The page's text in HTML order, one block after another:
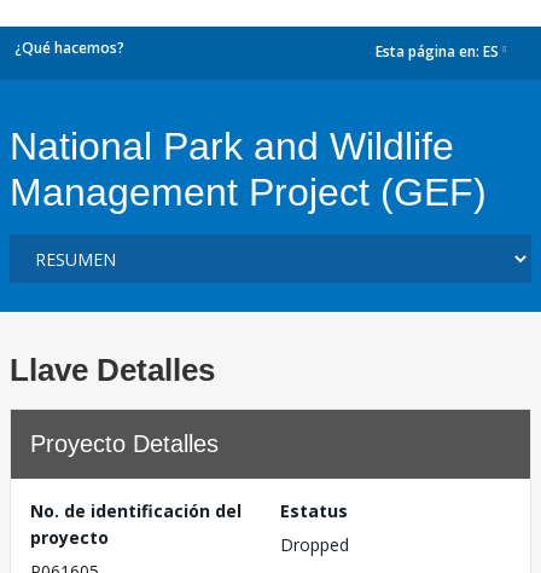
¿Qué hacemos? Esta página en: ES
National Park and Wildlife
Management Project (GEF)
Llave Detalles
Proyecto Detalles
No. de identificación del
proyecto
Estatus
Dropped